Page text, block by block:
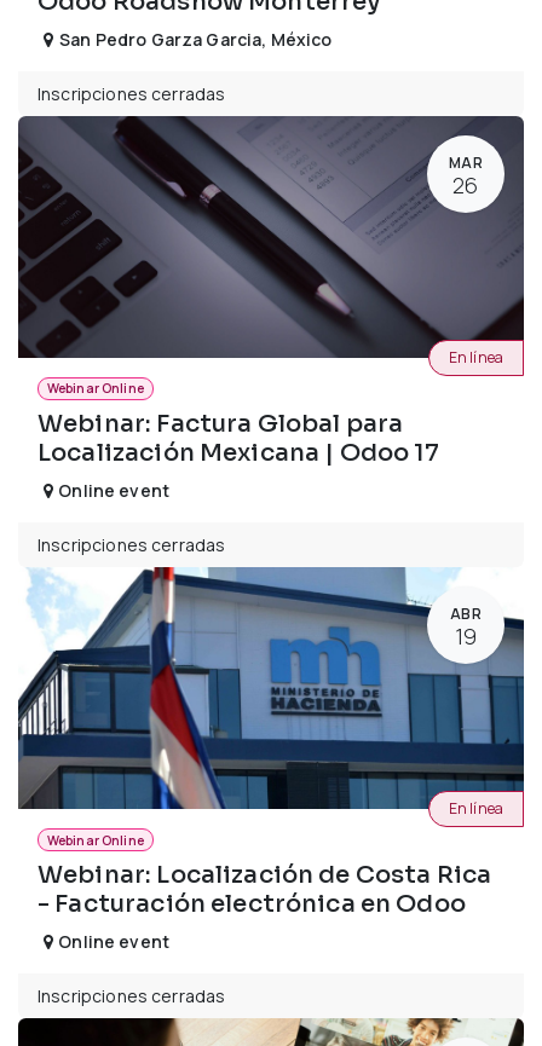
San Pedro Garza Garcia, México
Inscripciones cerradas
MAR
26
Webinar Online
Webinar: Factura Global para
Localización Mexicana | Odoo 17
En línea
Online event
Inscripciones cerradas
ABR
19
Webinar Online
Webinar: Localización de Costa Rica
- Facturación electrónica en Odoo
En línea
Online event
Inscripciones cerradas